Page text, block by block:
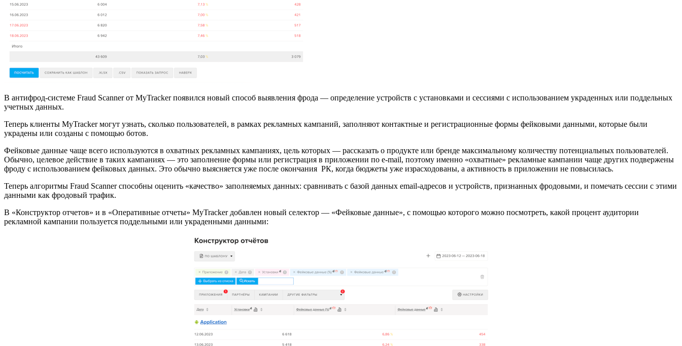
В антифрод-системе Fraud Scanner от MyTracker появился новый способ выявления фрода — определение устройств с установками и сессиями с использованием украденных или поддельных
учетных данных.
Теперь клиенты MyTracker могут узнать, сколько пользователей, в рамках рекламных кампаний, заполняют контактные и регистрационные формы фейковыми данными, которые были
украдены или созданы с помощью ботов.
Фейковые данные чаще всего используются в охватных рекламных кампаниях, цель которых — рассказать о продукте или бренде максимальному количеству потенциальных пользователей.
Обычно, целевое действие в таких кампаниях — это заполнение формы или регистрация в приложении по e-mail, поэтому именно «охватные» рекламные кампании чаще других подвержены
фроду с использованием фейковых данных. Это обычно выясняется уже после окончания РК, когда бюджеты уже израсходованы, а активность в приложении не повысилась.
Теперь алгоритмы Fraud Scanner способны оценить «качество» заполняемых данных: сравнивать с базой данных email-адресов и устройств, признанных фродовыми, и помечать сессии с этими
данными как фродовый трафик.
В «Конструктор отчетов» и в «Оперативные отчеты» MyTracker добавлен новый селектор — «Фейковые данные», с помощью которого можно посмотреть, какой процент аудитории
рекламной кампании пользуется поддельными или украденными данными: